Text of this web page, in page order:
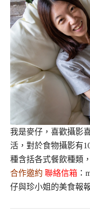
我是麥仔，喜歡攝影
活，對於食物攝影有
種含括各式餐飲種類
合作邀約 聯絡信箱 ：
仔與珍小姐的美食報